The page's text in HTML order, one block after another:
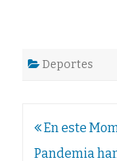
Deportes
Navegación
de
En este
Pandemia